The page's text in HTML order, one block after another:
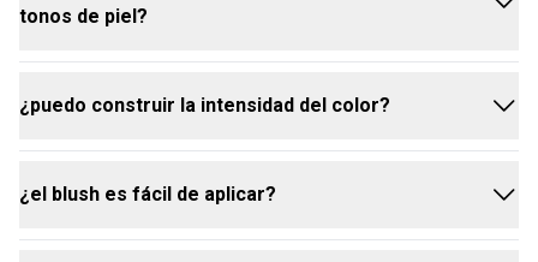
tonos de piel?
sí, el Blush Color Faces está disponible en varios
¿puedo construir la intensidad del color?
sí, la fórmula permite construir la intensidad del
¿el blush es fácil de aplicar?